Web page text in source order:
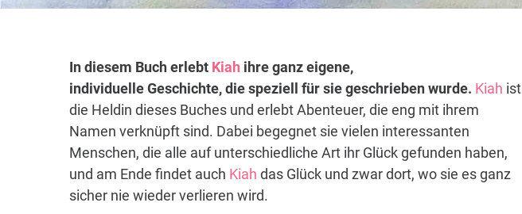
In diesem Buch erlebt Kiah ihre ganz eigene,
individuelle Geschichte, die speziell für sie geschrieben wurde. Kiah ist
die Heldin dieses Buches und erlebt Abenteuer, die eng mit ihrem
Namen verknüpft sind. Dabei begegnet sie vielen interessanten
Menschen, die alle auf unterschiedliche Art ihr Glück gefunden haben,
und am Ende findet auch Kiah das Glück und zwar dort, wo sie es ganz
sicher nie wieder verlieren wird.